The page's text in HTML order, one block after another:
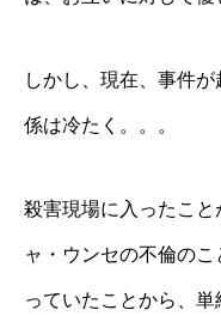
しかし、現在、事件
係は冷たく。。。
殺害現場に入ったこ
ャ・ウンセの不倫の
っていたことから、